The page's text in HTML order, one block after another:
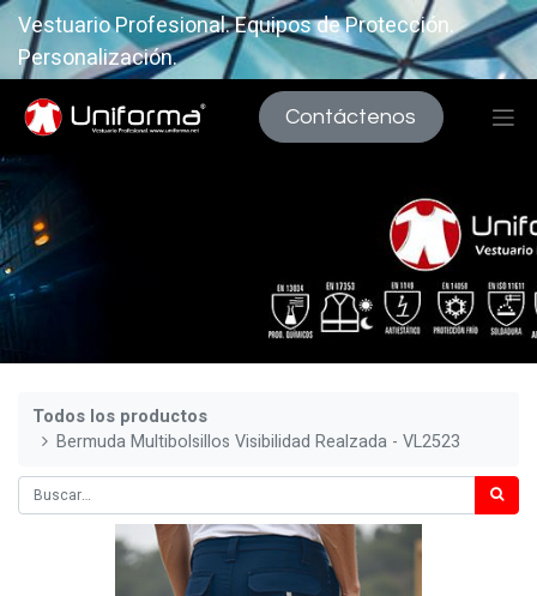
Vestuario Profesional. Equipos de Protección.
Personalización.
Contáctenos
Todos los productos
Bermuda Multibolsillos Visibilidad Realzada - VL2523